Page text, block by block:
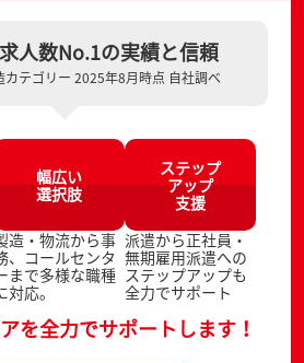
人数No.1の実績と信頼
テゴリー 2025年8月時点 自社調べ
幅広い
選択肢
造・物流から事
、コールセンタ
まで多様な職種
対応。
ステップ
アップ
支援
派遣から正社員・
無期雇用派遣への
ステップアップも
全力でサポート
を全力でサポートします！